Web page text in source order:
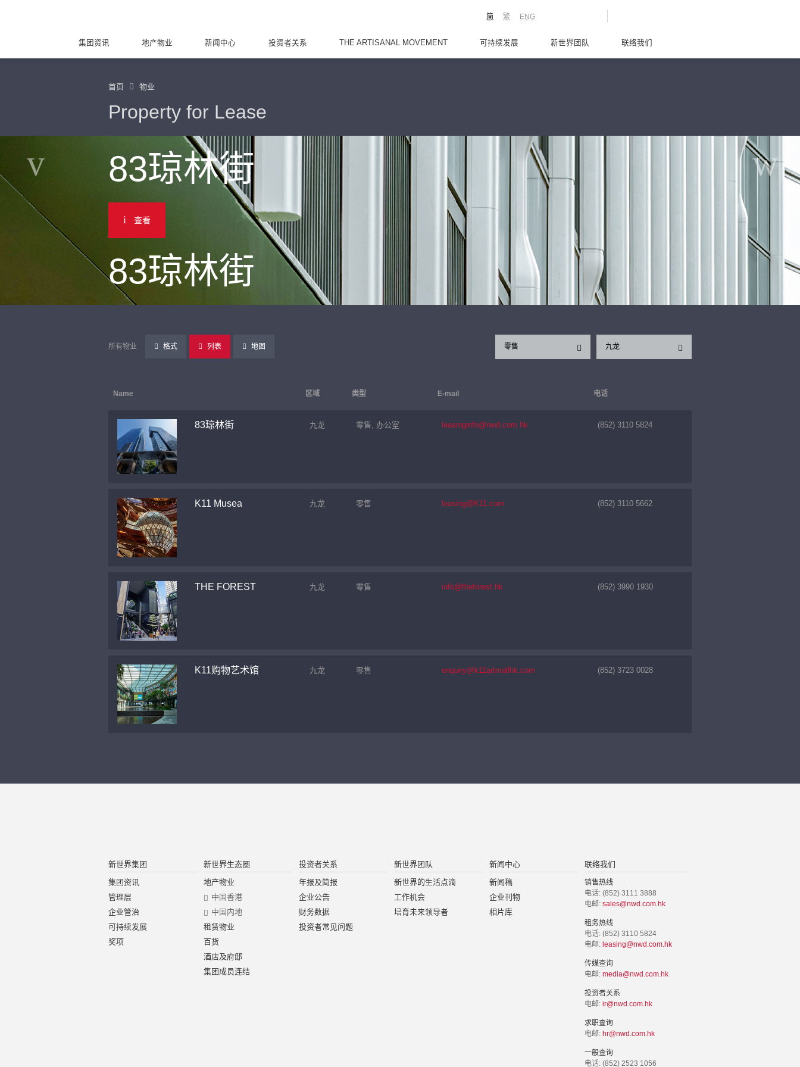
ENG
繁
简
集团资讯 地产物业 新闻中心 投资者关系 THE ARTISANAL MOVEMENT 可持续发展 新世界团队 联络我们
首页 物业
Property for Lease
83琼林街
查看
83琼林街
所有物业 格式 列表 地图 九龙
零售
Name 区域 类型 E-mail 电话
83琼林街 九龙 零售, 办公室 leasinginfo@nwd.com.hk (852) 3110 5824
K11 Musea 九龙 零售 leasing@K11.com (852) 3110 5662
THE FOREST 九龙 零售 info@theforest.hk (852) 3990 1930
K11购物艺术馆 九龙 零售 enquiry@k11artmallhk.com (852) 3723 0028
新世界集团
集团资讯
管理层
企业管治
可持续发展
奖项
新世界生态圈
地产物业
中国香港
中国内地
租赁物业
百货
酒店及府邸
集团成员连结
投资者关系
年报及简报
企业公告
财务数据
投资者常见问题
新世界团队
新世界的生活点滴
工作机会
培育未来领导者
新闻中心
新闻稿
企业刊物
相片库
联络我们
销售热线
电话: (852) 3111 3888
电邮: sales@nwd.com.hk
租务热线
电话: (852) 3110 5824
电邮: leasing@nwd.com.hk
传媒查询
电邮: media@nwd.com.hk
投资者关系
电邮: ir@nwd.com.hk
求职查询
电邮: hr@nwd.com.hk
一般查询
电话: (852) 2523 1056